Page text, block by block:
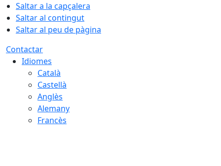
Saltar a la capçalera
Saltar al contingut
Saltar al peu de pàgina
Contactar
Idiomes
Català
Castellà
Anglès
Alemany
Francès